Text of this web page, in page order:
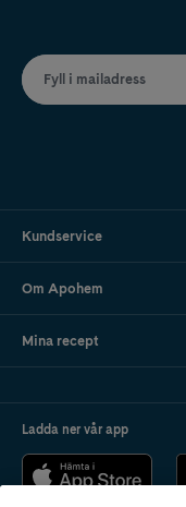
Fyll i mailadress
Kundservice
Om Apohem
Mina recept
Ladda ner vår app